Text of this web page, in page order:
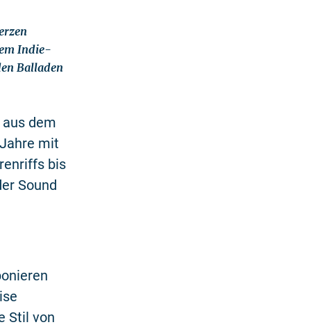
Indie-
Balladen
dem
mit
bis
Sound
Stil von